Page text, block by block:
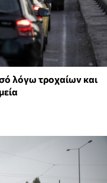
λόγω τροχαίων και